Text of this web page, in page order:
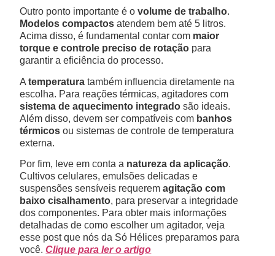
Outro ponto importante é ovolume de trabalho.
Modelos compactos atendem bem até 5 litros.
Acima disso, é fundamental contar com maior
torque e controle preciso de rotação para
garantir a eficiência do processo.
Atemperatura também influencia diretamente na
escolha. Para reações térmicas, agitadores com
sistema de aquecimento integrado são ideais.
Além disso, devem ser compatíveis com banhos
térmicos ou sistemas de controle de temperatura
externa.
Por fim, leve em conta a natureza da aplicação.
Cultivos celulares, emulsões delicadas e
suspensões sensíveis requeremagitação com
baixo cisalhamento, para preservar a integridade
dos componentes. Para obter mais informações
detalhadas de como escolher um agitador, veja
esse post que nós da Só Hélices preparamos para
você.Clique para ler o artigo